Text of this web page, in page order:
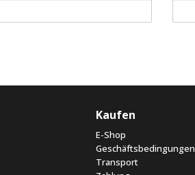
Kaufen
E-Shop
Geschäftsbedingungen
Transport